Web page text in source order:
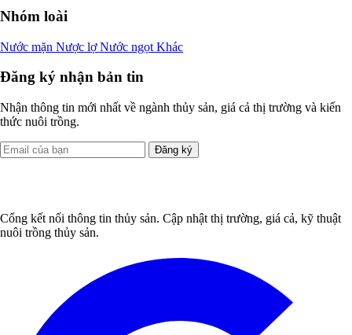
Nhóm loài
Nước mặn Nược lợNước ngọt Khác
Đăng ký nhận bản tin
Nhận thông tin mới nhất về ngành thủy sản, giá cả thị trường và kiến
thức nuôi trồng.
Đăng ký
Cổng kết nối thông tin thủy sản. Cập nhật thị trường, giá cả, kỹ thuật
nuôi trồng thủy sản.